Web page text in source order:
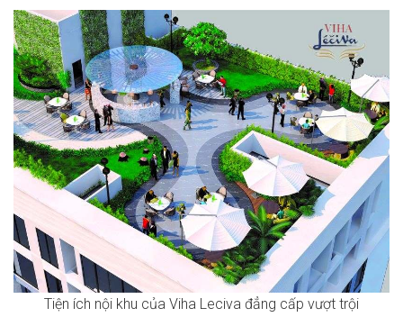
Tiện ích nội khu của Viha Leciva đẳng cấp vượt trội